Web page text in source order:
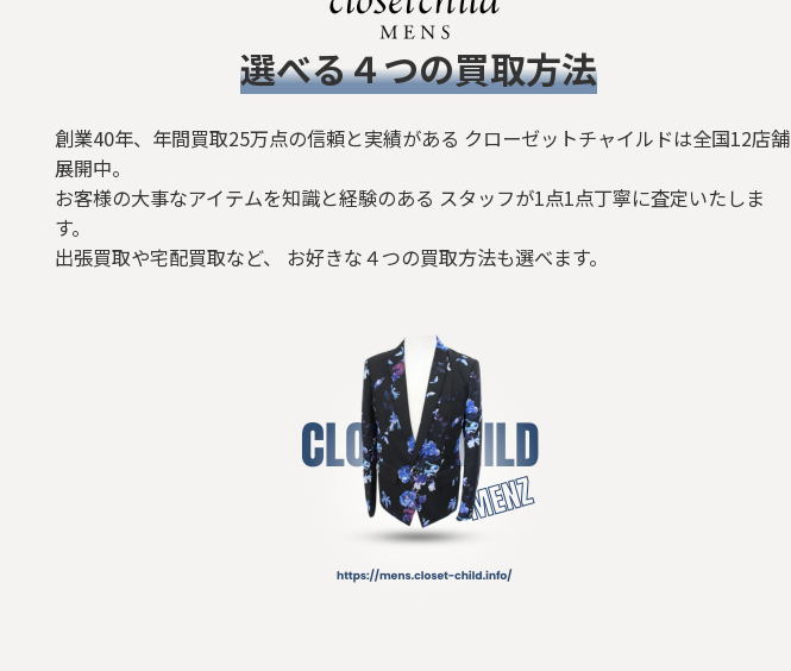
シューズ
バッグ
​選べる４つの買取方法
創業40年、年間買取25万点の信頼と実績がある クローゼットチャイルドは全国12店舗
展開中。
お客様の大事なアイテムを知識と経験のある スタッフが1点1点丁寧に査定いたしま
す。
出張買取や宅配買取など、 お好きな４つの買取方法も選べます。